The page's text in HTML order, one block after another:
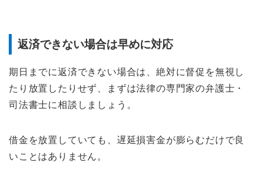
返済できない場合は早めに対応
期日までに返済できない場合は、絶対に督促を無視し
たり放置したりせず、まずは法律の専門家の弁護士・
司法書士に相談しましょう。
借金を放置していても、遅延損害金が膨らむだけで良
いことはありません。